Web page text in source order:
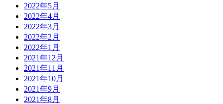
2022年5月
2022年4月
2022年3月
2022年2月
2022年1月
2021年12月
2021年11月
2021年10月
2021年9月
2021年8月